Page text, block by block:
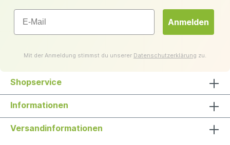
Email
Anmelden
Mit der Anmeldung stimmst du unserer Datenschutzerklärung zu.
Shopservice
Informationen
Versandinformationen